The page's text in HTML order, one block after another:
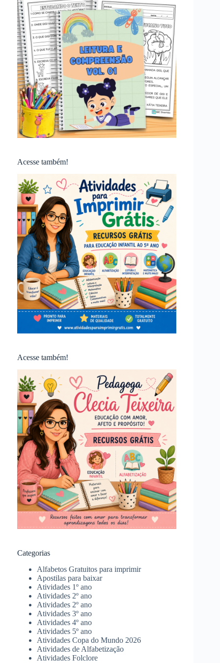
Acesse também!
Acesse também!
Categorias
Alfabetos Gratuitos para imprimir
Apostilas para baixar
Atividades 1º ano
Atividades 2º ano
Atividades 2º ano
Atividades 3º ano
Atividades 4º ano
Atividades 5º ano
Atividades Copa do Mundo 2026
Atividades de Alfabetização
Atividades Folclore